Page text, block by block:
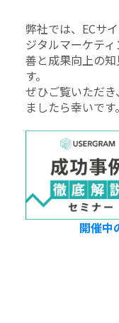
弊社では、ECサ
ジタルマーケテ
善と成果向上の
す。
ぜひご覧いただ
ましたら幸いです。
開催中